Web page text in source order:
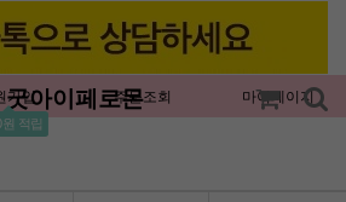
가입
원 적립
주문조회 마이페이지
굿아이페로몬